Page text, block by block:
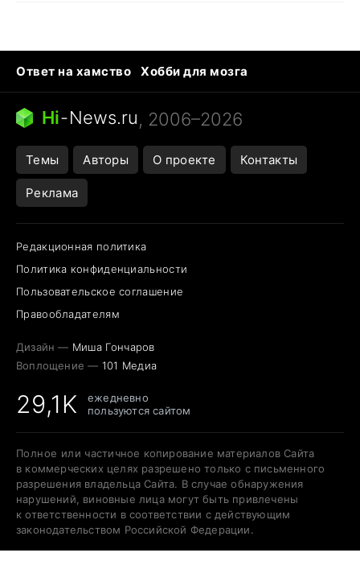
Ответ на хамство
Хобби для мозга
Бензин 100 и 95
Тунцы в океанариуме
Следующая пандемия
Hi-News.ru, 2006–2026
Темы Авторы О проекте Контакты
Реклама
Редакционная политика
Политика конфиденциальности
Пользовательское соглашение
Правообладателям
Дизайн — Миша Гончаров
Воплощение — 101 Медиа
29,1K
ежедневно
пользуются сайтом
Полное или частичное копирование материалов Сайта
в коммерческих целях разрешено только с письменного
разрешения владельца Сайта. В случае обнаружения
нарушений, виновные лица могут быть привлечены
к ответственности в соответствии с действующим
законодательством Российской Федерации.